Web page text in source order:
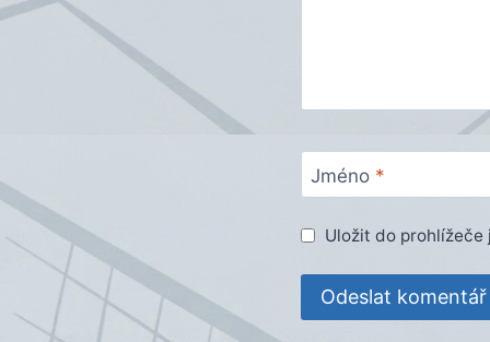
Jméno *
Uložit do prohlížeče